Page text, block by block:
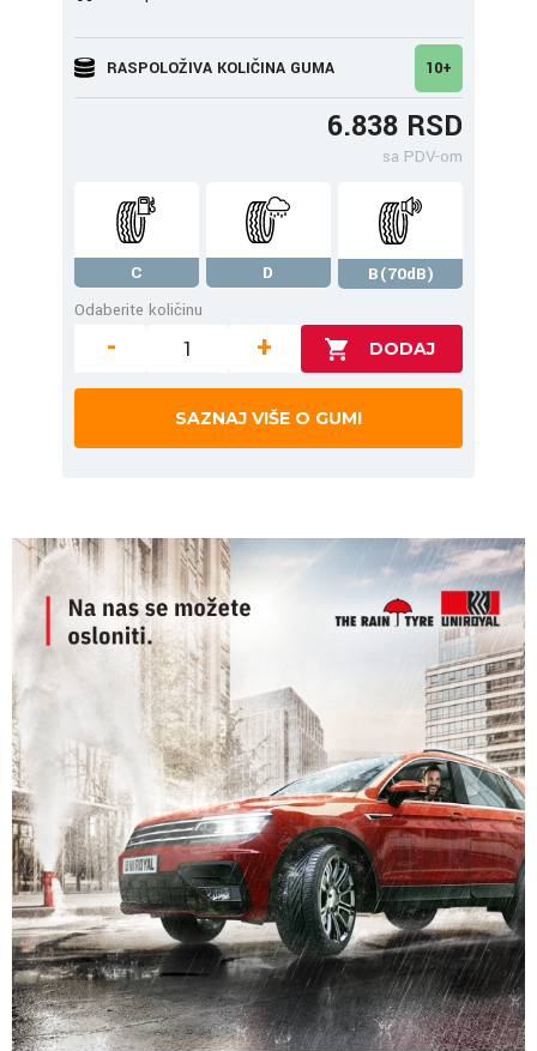
RASPOLOŽIVA KOLIČINA GUMA 10+
6.838 RSD
sa PDV-om
C D
B(70dB)
Odaberite količinu
- +
SAZNAJ VIŠE O GUMI